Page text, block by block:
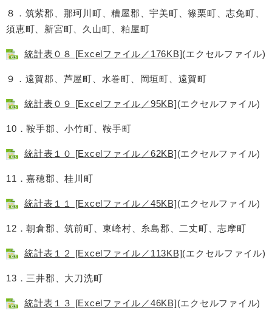
８．筑紫郡、那珂川町、糟屋郡、宇美町、篠栗町、志免町、
須恵町、新宮町、久山町、粕屋町
統計表０８ [Excelファイル／176KB](エクセルファイル)
９．遠賀郡、芦屋町、水巻町、岡垣町、遠賀町
統計表０９ [Excelファイル／95KB](エクセルファイル)
10．鞍手郡、小竹町、鞍手町
統計表１０ [Excelファイル／62KB](エクセルファイル)
11．嘉穂郡、桂川町
統計表１１ [Excelファイル／45KB](エクセルファイル)
12．朝倉郡、筑前町、東峰村、糸島郡、二丈町、志摩町
統計表１２ [Excelファイル／113KB](エクセルファイル)
13．三井郡、大刀洗町
統計表１３ [Excelファイル／46KB](エクセルファイル)